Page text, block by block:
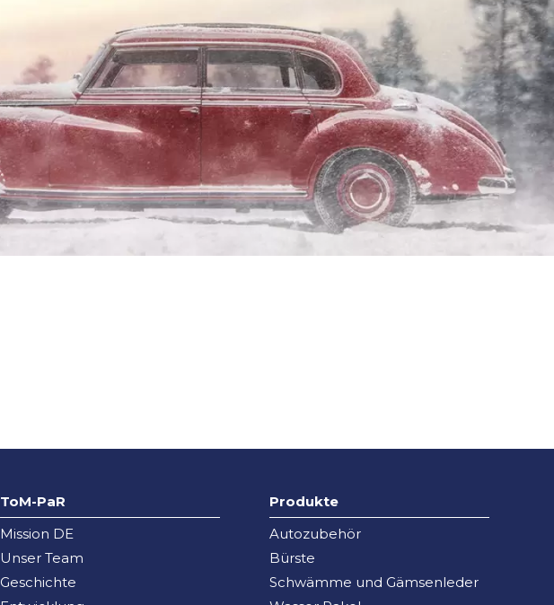
ToM-PaR
Mission DE
Unser Team
Geschichte
Produkte
Autozubehör
Bürste
Schwämme und Gämsenleder